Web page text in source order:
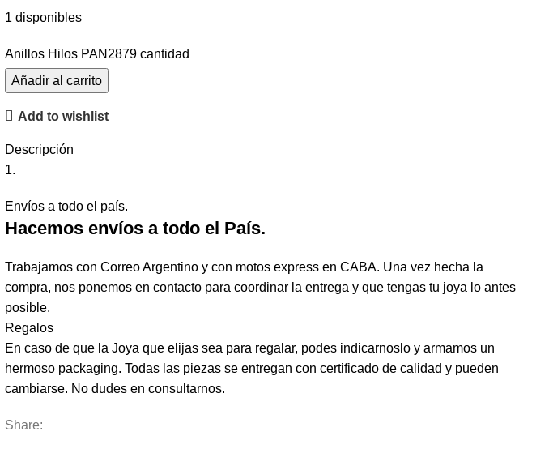
1 disponibles
Anillos Hilos PAN2879 cantidad
Añadir al carrito
Add to wishlist
Descripción
Envíos a todo el país.
Hacemos envíos a todo el País.
Trabajamos con Correo Argentino y con motos express en CABA. Una vez hecha la
compra, nos ponemos en contacto para coordinar la entrega y que tengas tu joya lo antes
posible.
Regalos
En caso de que la Joya que elijas sea para regalar, podes indicarnoslo y armamos un
hermoso packaging. Todas las piezas se entregan con certificado de calidad y pueden
cambiarse. No dudes en consultarnos.
Share: